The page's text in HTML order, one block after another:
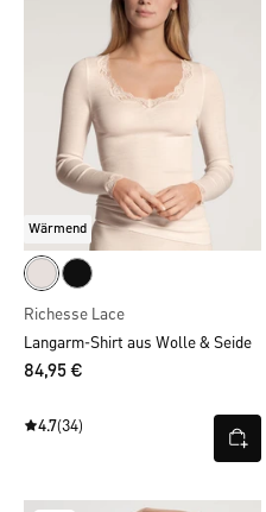
Wärmend
Richesse Lace
Langarm-Shirt aus Wolle & Seide
84,95 €
4.7(34)